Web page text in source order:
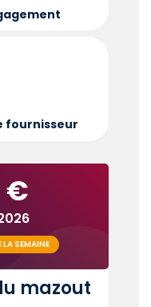
fournisseur
€
SEMAINE
mazout